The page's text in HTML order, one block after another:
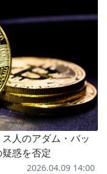
人のアダム・バッ
惑を否定
2026.04.09 14:00